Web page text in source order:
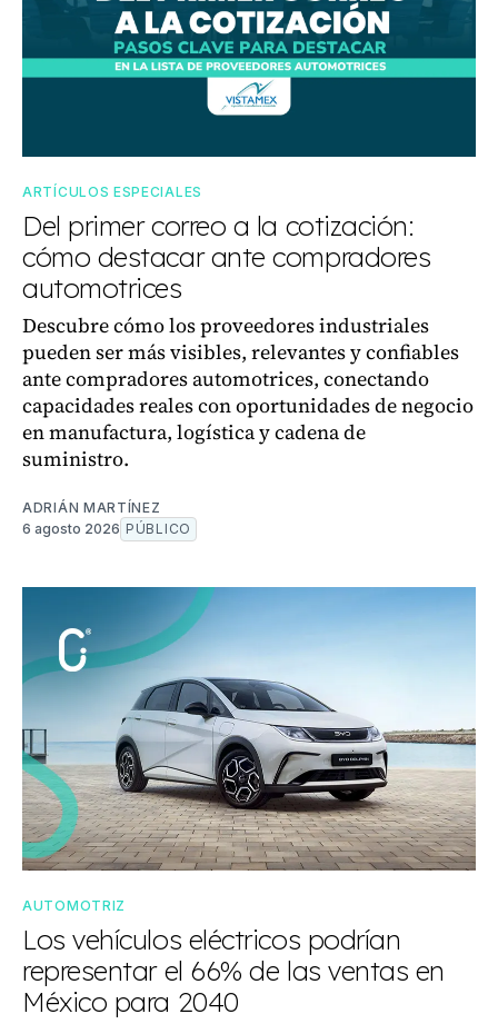
ARTÍCULOS ESPECIALES
Del primer correo a la cotización:
cómo destacar ante compradores
automotrices
Descubre cómo los proveedores industriales
pueden ser más visibles, relevantes y confiables
ante compradores automotrices, conectando
capacidades reales con oportunidades de negocio
en manufactura, logística y cadena de
suministro.
ADRIÁN MARTÍNEZ
6 agosto 2026 PÚBLICO
AUTOMOTRIZ
Los vehículos eléctricos podrían
representar el 66% de las ventas en
México para 2040